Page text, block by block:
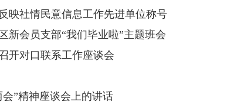
映社情民意信息工作先进单位称号
新会员支部“我们毕业啦”主题班会
开对口联系工作座谈会
”精神座谈会上的讲话